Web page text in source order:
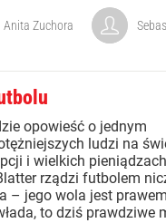
Anita Zuchora
opowieść o jednym
ludzi na
i wielkich
rządzi futbolem
– jego wola jest
to dziś prawdziwe